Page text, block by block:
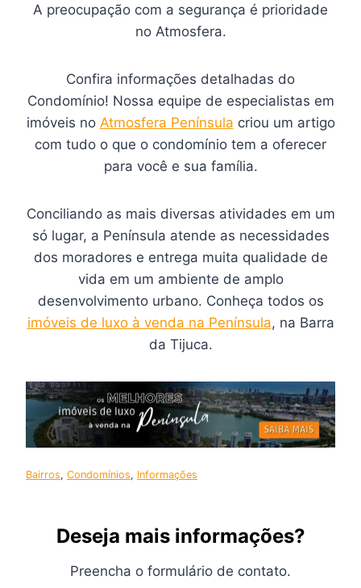
A preocupação com a segurança é prioridade
no Atmosfera.
Confira informações detalhadas do
Condomínio! Nossa equipe de especialistas em
imóveis no Atmosfera Península criou um artigo
com tudo o que o condomínio tem a oferecer
para você e sua família.
Conciliando as mais diversas atividades em um
só lugar, a Península atende as necessidades
dos moradores e entrega muita qualidade de
vida em um ambiente de amplo
desenvolvimento urbano. Conheça todos os
imóveis de luxo à venda na Península, na Barra
da Tijuca.
Bairros, Condomínios, Informações
Deseja mais informações?
Preencha o formulário de contato.